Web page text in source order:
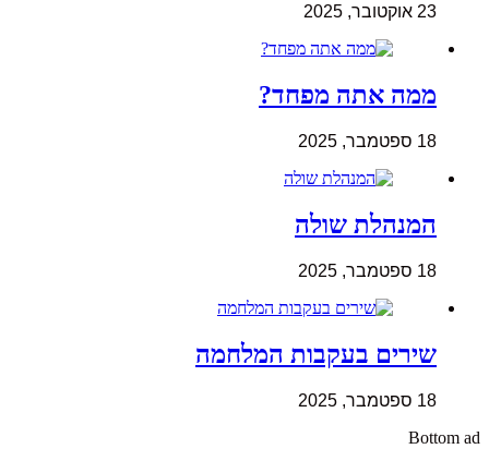
23 אוקטובר, 2025
ממה אתה מפחד?
18 ספטמבר, 2025
המנהלת שולה
18 ספטמבר, 2025
שירים בעקבות המלחמה
18 ספטמבר, 2025
Bottom ad